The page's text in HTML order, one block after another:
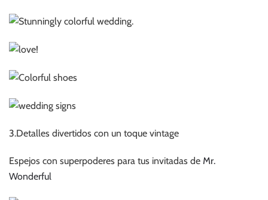
3.Detalles divertidos con un toque vintage
Espejos con superpoderes para tus invitadas de Mr.
Wonderful